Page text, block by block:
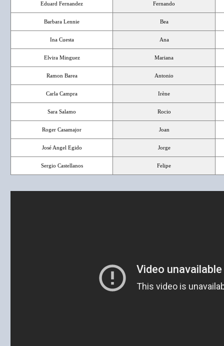
Eduard Fernandez Fernando
Barbara Lennie Bea
Ina Cuesta Ana
Elvira Minguez Mariana
Ramon Barea Antonio
Carla Campra Irène
Sara Salamo Rocio
Roger Casamajor Joan
José Angel Egido Jorge
Sergio Castellanos Felipe